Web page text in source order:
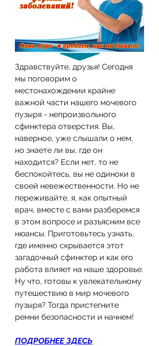
Здравствуйте, друзья! Сегодня
мы поговорим о
местонахождении крайне
важной части нашего мочевого
пузыря - непроизвольного
сфинктера отверстия. Вы,
наверное, уже слышали о нем,
но знаете ли вы, где он
находится? Если нет, то не
беспокойтесь, вы не одиноки в
своей невежественности. Но не
переживайте, я, как опытный
врач, вместе с вами разберемся
в этом вопросе и разъясним все
нюансы. Приготовьтесь узнать,
где именно скрывается этот
загадочный сфинктер и как его
работа влияет на наше здоровье.
Ну что, готовы к увлекательному
путешествию в мир мочевого
пузыря? Тогда пристегните
ремни безопасности и начнем!
ПОДРОБНЕЕ ЗДЕСЬ